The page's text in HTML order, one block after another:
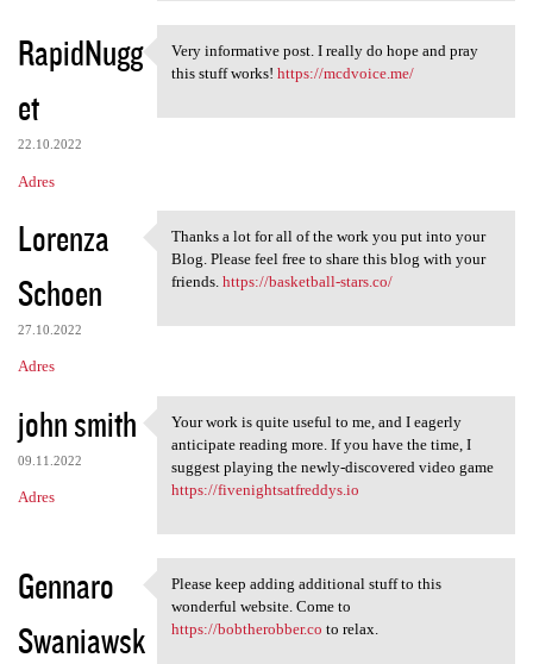
RapidNugg
et
22.10.2022
Adres
Very informative post. I
Very informative post. I really do hope and pray
this stuff works! https://mcdvoice.me/
Lorenza
Schoen
27.10.2022
Adres
Thanks a lot for all of the
Thanks a lot for all of the work you put into your
Blog. Please feel free to share this blog with your
friends. https://basketball-stars.co/
john smith
09.11.2022
Adres
Your work is quite useful to
Your work is quite useful to me, and I eagerly
anticipate reading more. If you have the time, I
suggest playing the newly-discovered video game
https://fivenightsatfreddys.io
Gennaro
Swaniawsk
Please keep adding additional
Please keep adding additional stuff to this
wonderful website. Come to
https://bobtherobber.co to relax.